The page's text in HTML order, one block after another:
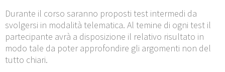
Durante il corso saranno proposti test intermedi da
svolgersi in modalità telematica. Al temine di ogni test il
partecipante avrà a disposizione il relativo risultato in
modo tale da poter approfondire gli argomenti non del
tutto chiari.